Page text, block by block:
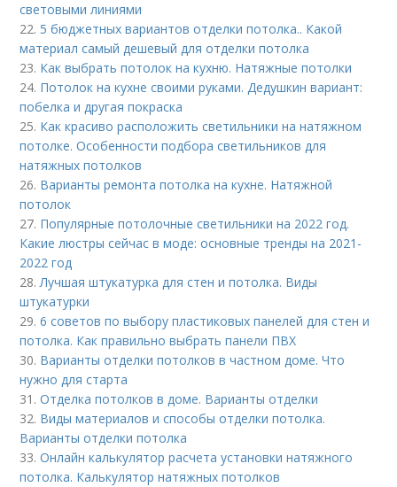
световыми линиями
22. 5 бюджетных вариантов отделки потолка.. Какой
материал самый дешевый для отделки потолка
23. Как выбрать потолок на кухню. Натяжные потолки
24. Потолок на кухне своими руками. Дедушкин вариант:
побелка и другая покраска
25. Как красиво расположить светильники на натяжном
потолке. Особенности подбора светильников для
натяжных потолков
26. Варианты ремонта потолка на кухне. Натяжной
потолок
27. Популярные потолочные светильники на 2022 год.
Какие люстры сейчас в моде: основные тренды на 2021-
2022 год
28.Лучшая штукатурка для стен и потолка. Виды
штукатурки
29.6 советов по выбору пластиковых панелей для стен и
потолка. Как правильно выбрать панели ПВХ
30. Варианты отделки потолков в частном доме. Что
нужно для старта
31.Отделка потолков в доме. Варианты отделки
32. Виды материалов и способы отделки потолка.
Варианты отделки потолка
33.Онлайн калькулятор расчета установки натяжного
потолка. Калькулятор натяжных потолков